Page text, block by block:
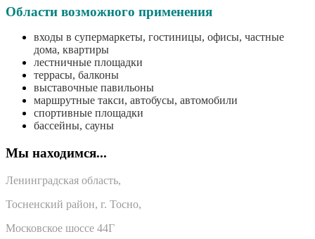
Области возможного применения
входы в супермаркеты, гостиницы, офисы, частные
дома, квартиры
лестничные площадки
террасы, балконы
выставочные павильоны
маршрутные такси, автобусы, автомобили
спортивные площадки
бассейны, сауны
Мы находимся...
Ленинградская область,
Тосненский район, г. Тосно,
Московское шоссе 44Г